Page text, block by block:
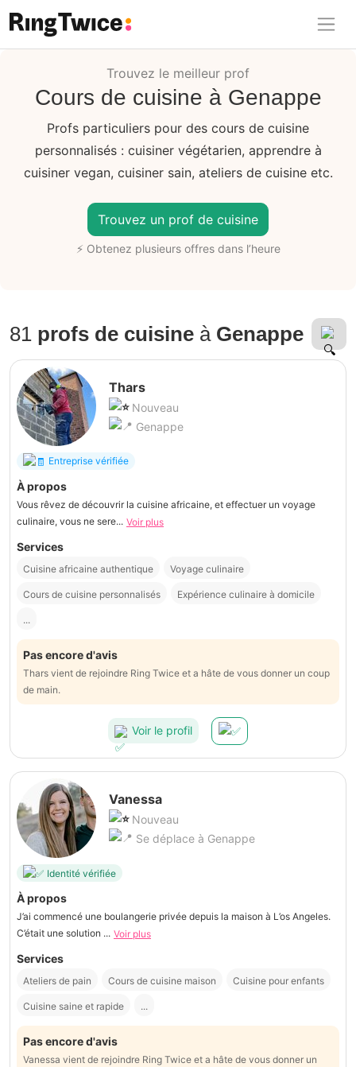
Ring Twice
Trouvez le meilleur prof
Cours de cuisine à Genappe
Profs particuliers pour des cours de cuisine
personnalisés : cuisiner végétarien, apprendre à
cuisiner vegan, cuisiner sain, ateliers de cuisine etc.
Trouvez un prof de cuisine
⚡ Obtenez plusieurs offres dans l’heure
81 profs de cuisine à Genappe
Thars
Nouveau
Genappe
Entreprise vérifiée
À propos
Vous rêvez de découvrir la cuisine africaine, et effectuer un voyage
culinaire, vous ne sere... Voir plus
Services
Cuisine africaine authentique Voyage culinaire
Cours de cuisine personnalisés Expérience culinaire à domicile
...
Pas encore d'avis
Thars vient de rejoindre Ring Twice et a hâte de vous donner un coup
de main.
Voir le profil
Vanessa
Nouveau
Se déplace à Genappe
Identité vérifiée
À propos
J’ai commencé une boulangerie privée depuis la maison à L’os Angeles.
C’était une solution ... Voir plus
Services
Ateliers de pain Cours de cuisine maison Cuisine pour enfants
Cuisine saine et rapide ...
Pas encore d'avis
Vanessa vient de rejoindre Ring Twice et a hâte de vous donner un